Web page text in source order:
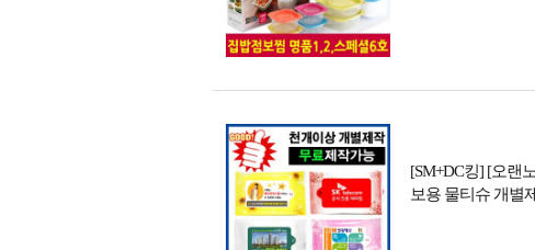
[SM+DC킹] [오랜
보용 물티슈 개별